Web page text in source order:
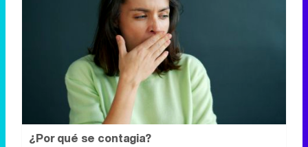
¿Por qué se contagia?